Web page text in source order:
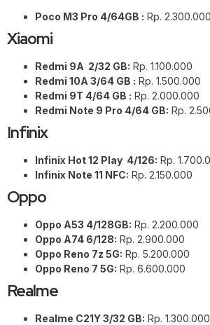
Poco M3 Pro 4/64GB : Rp. 2.300.000
Xiaomi
Redmi 9A 2/32 GB: Rp. 1.100.000
Redmi 10A 3/64 GB : Rp. 1.500.000
Redmi 9T 4/64 GB : Rp. 2.000.000
Redmi Note 9 Pro 4/64 GB: Rp.
Infinix
Infinix Hot 12 Play 4/126: Rp.
Infinix Note 11 NFC: Rp. 2.150.000
Oppo
Oppo A53 4/128GB: Rp. 2.200.000
Oppo A74 6/128: Rp. 2.900.000
Oppo Reno 7z 5G: Rp. 5.200.000
Oppo Reno 7 5G: Rp. 6.600.000
Realme
Realme C21Y 3/32 GB: Rp. 1.300.000